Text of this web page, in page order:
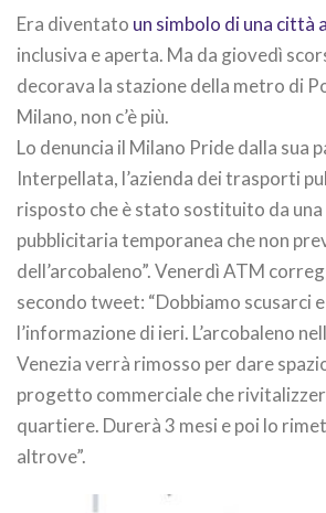
Era diventato un simbolo di una città
inclusiva e aperta. Ma da giovedì
decorava la stazione della metro di
Milano, non c’è più.
Lo denuncia il Milano Pride dalla sua
Interpellata, l’azienda dei trasporti
risposto che è stato sostituito da
pubblicitaria temporanea che non
dell’arcobaleno”. Venerdì ATM
secondo tweet: “Dobbiamo scusarci
l’informazione di ieri. L’arcobaleno
Venezia verrà rimosso per dare
progetto commerciale che
quartiere. Durerà 3 mesi e poi lo
altrove”.